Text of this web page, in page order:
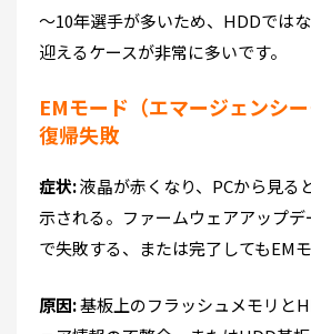
～10年選手が多いため、HDDでは
迎えるケースが非常に多いです。
EMモード（エマージェンシ
復帰失敗
症状:液晶が赤くなり、PCから見る
示される。ファームウェアアップ
で失敗する、または完了してもEM
原因:基板上のフラッシュメモリと